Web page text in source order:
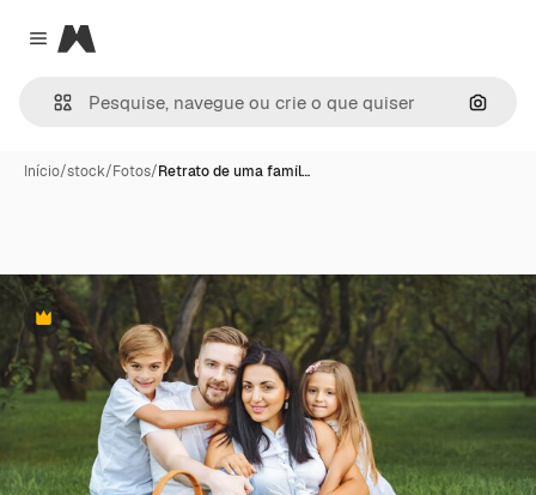
Close menu
Magnific
Início/stock/Fotos/Retrato de uma famíl…
Premium